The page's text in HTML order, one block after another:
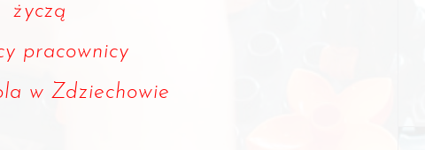
życzą
pracownicy
w Zdziechowie